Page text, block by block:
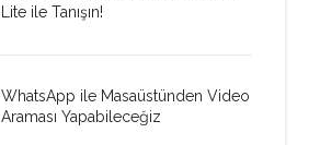
Lite ile Tanışın!
WhatsApp ile Masaüstünden Video
Araması Yapabileceğiz